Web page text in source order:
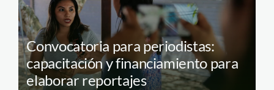
Convocatoria para periodistas:
capacitación y financiamiento para
elaborar reportajes